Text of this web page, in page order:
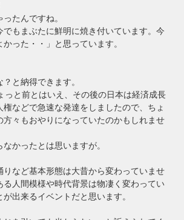
たんですね。
もまぶたに鮮明に焼き付いています。今
った・・」と思っています。
と納得できます。
と前とはいえ、その後の日本は経済成長
権などで急速な発達をしましたので、ちょ
方々もおやりになっていたのかもしれませ
かったとは思いますが。
りなど基本形態は大昔から変わっていませ
る人間模様や時代背景は物凄く変わってい
出来るイベントだと思います。